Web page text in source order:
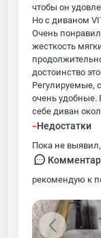
чтобы он
Но с диваном
Очень
жесткость
достоинство
Регулируемые,
очень удобные.
себе диван
-Недостатки
Пока не
рекомендую к